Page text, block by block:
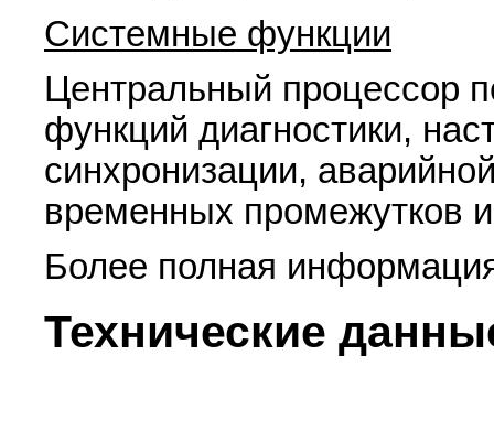
Системные функции
Центральный процессор
функций диагностики,
синхронизации,
временных промежутков
Более полная
Технические